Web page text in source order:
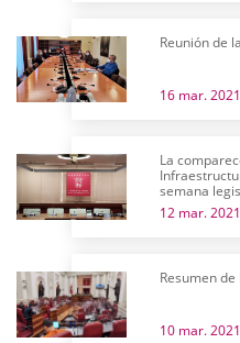
Reunión de
16 mar. 2021
La
semana
12 mar. 2021
Resumen
10 mar. 2021